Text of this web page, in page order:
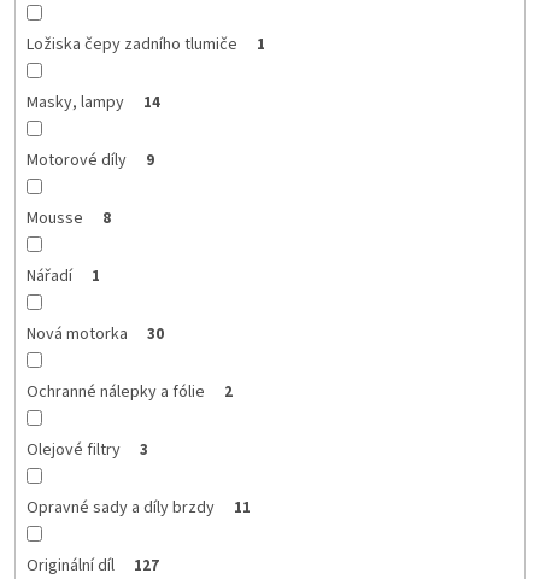
Ložiska čepy zadního tlumiče 1
Masky, lampy 14
Motorové díly 9
Mousse 8
Nářadí 1
Nová motorka 30
Ochranné nálepky a fólie 2
Olejové filtry 3
Opravné sady a díly brzdy 11
Originální díl 127